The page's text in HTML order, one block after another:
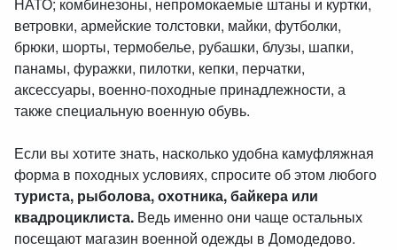
НАТО; комбинезоны, непромокаемые штаны и куртки,
ветровки, армейские толстовки, майки, футболки,
брюки, шорты, термобелье, рубашки, блузы, шапки,
панамы, фуражки, пилотки, кепки, перчатки,
аксессуары, военно-походные принадлежности, а
также специальную военную обувь.
Если вы хотите знать, насколько удобна камуфляжная
форма в походных условиях, спросите об этом любого
туриста, рыболова, охотника, байкера или
квадроциклиста. Ведь именно они чаще остальных
посещают магазин военной одежды в Домодедово.